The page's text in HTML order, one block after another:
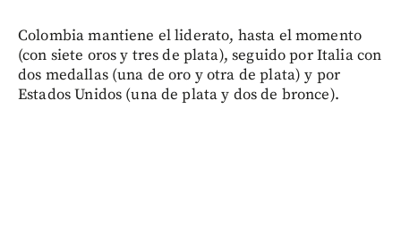
Colombia mantiene el liderato, hasta el momento
(con siete oros y tres de plata), seguido por Italia con
dos medallas (una de oro y otra de plata) y por
Estados Unidos (una de plata y dos de bronce).